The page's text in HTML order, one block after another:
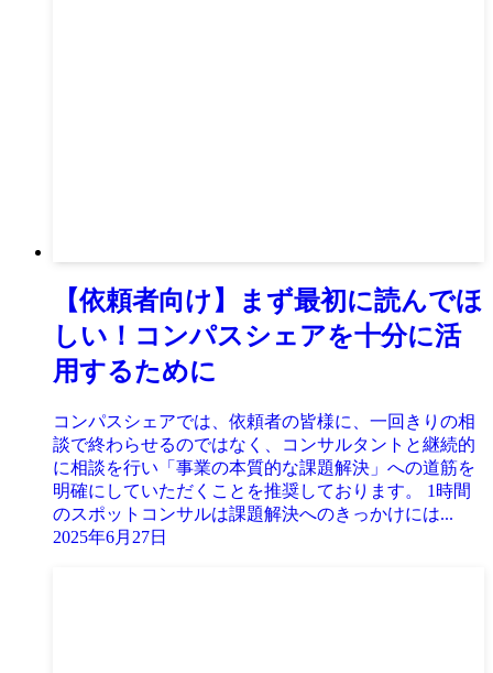
【依頼者向け】まず最初に読んでほ
しい！コンパスシェアを十分に活
用するために
コンパスシェアでは、依頼者の皆様に、一回きりの相
談で終わらせるのではなく、コンサルタントと継続的
に相談を行い「事業の本質的な課題解決」への道筋を
明確にしていただくことを推奨しております。​ 1時間
のスポットコンサルは課題解決へのきっかけには...
2025年6月27日